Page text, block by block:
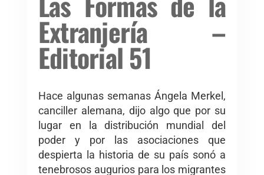
Extranjería –
Editorial 51
Hace algunas semanas Ángela Merkel,
canciller alemana, dijo algo que por su
lugar en la distribución mundial del
poder y por las asociaciones que
despierta la historia de su país sonó a
tenebrosos augurios para los migrantes